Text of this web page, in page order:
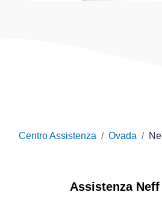
Centro Assistenza Ovada
Assistenza Neff